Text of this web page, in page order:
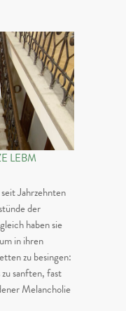
LEBM
Jahrzehnten
der
haben sie
in ihren
zu besingen:
sanften, fast
Melancholie